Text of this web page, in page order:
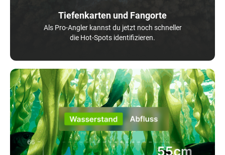
Tiefenkarten und Fangorte
Als Pro-Angler kannst du jetzt noch schneller
die Hot-Spots identifizieren.